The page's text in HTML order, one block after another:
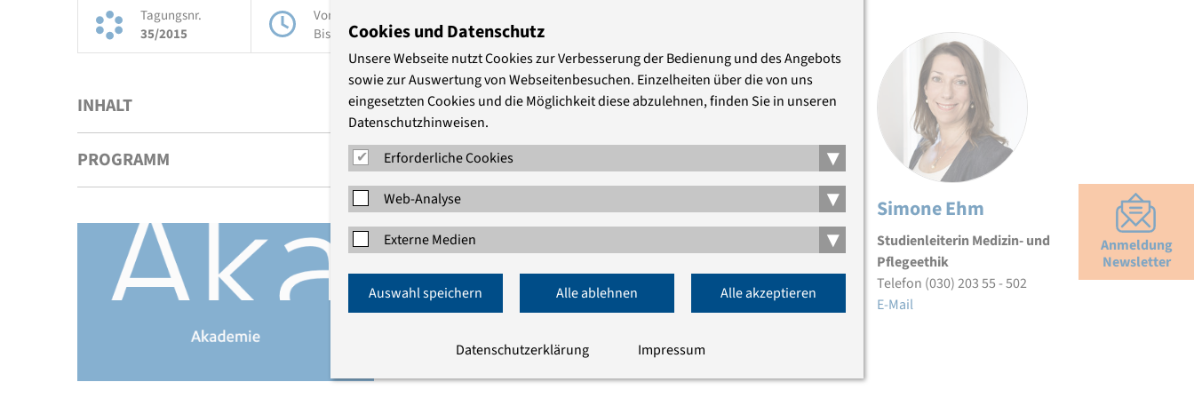
Tagungsnr.
35/2015
Von:
Bis:
07.09.2015 21:00
INHALT
PROGRAMM
2016 5 epd Schmerz und Leid
Simone Ehm
Studienleiterin Medizin- und
Pflegeethik
Telefon (030) 203 55 - 502
E-Mail
Anmeldung
Newsletter
Cookies und Datenschutz
Unsere Webseite nutzt Cookies zur Verbesserung der Bedienung und des Angebots
sowie zur Auswertung von Webseitenbesuchen. Einzelheiten über die von uns
eingesetzten Cookies und die Möglichkeit diese abzulehnen, finden Sie in unseren
Datenschutzhinweisen.
Erforderliche Cookies
▾
Web-Analyse ▾
Externe Medien ▾
Auswahl speichern Alle ablehnen Alle akzeptieren
Datenschutzerklärung Impressum